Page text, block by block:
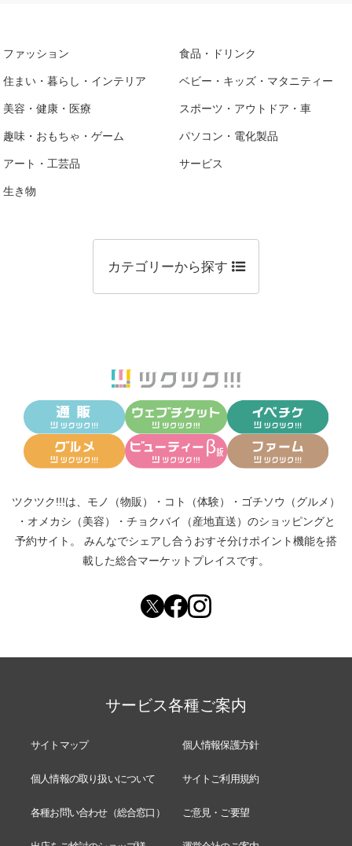
ファッション 食品・ドリンク
住まい・暮らし・インテリア ベビー・キッズ・マタニティー
美容・健康・医療 スポーツ・アウトドア・車
趣味・おもちゃ・ゲーム パソコン・電化製品
アート・工芸品 サービス
生き物
カテゴリーから探す
ツクツク!!!は、 モノ（物販） ・ コト（体験） ・ ゴチソウ（グルメ）
・ オメカシ（美容） ・ チョクバイ（産地直送） のショッピングと
予約サイト。
みんなでシェアし合う おすそ分けポイント機能を搭
載した総合マーケットプレイスです。
サービス各種ご案内
サイトマップ 個人情報保護方針
個人情報の取り扱いについて サイトご利用規約
各種お問い合わせ（総合窓口） ご意見・ご要望